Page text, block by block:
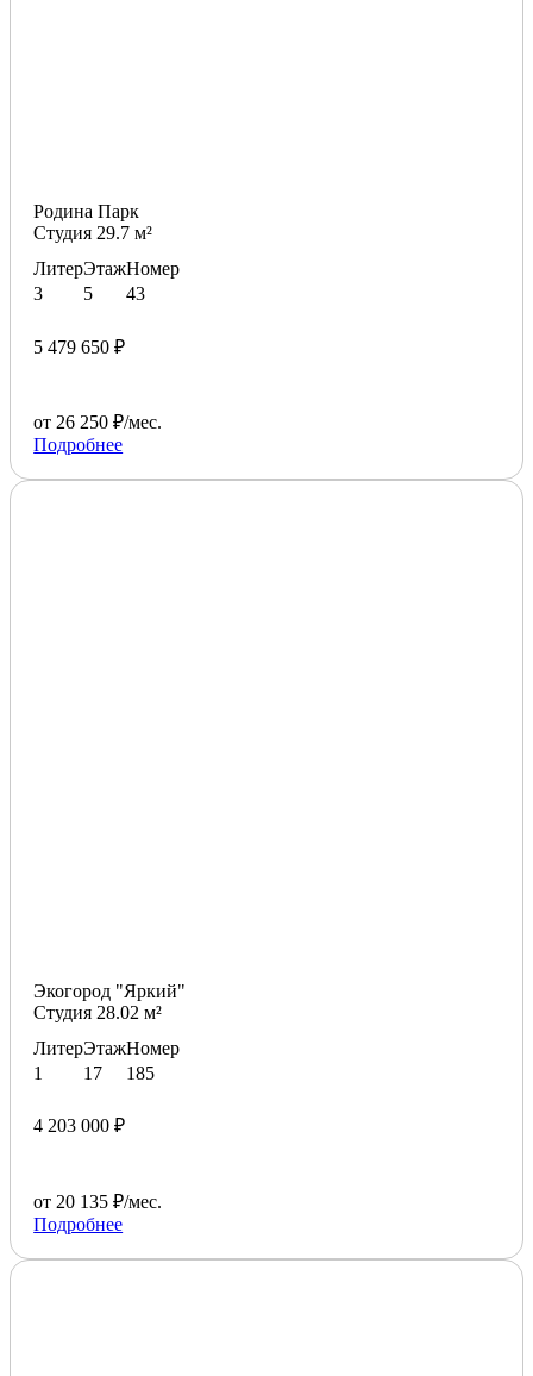
Родина Парк
Студия 29.7 м²
Литер
3
Этаж
5
Номер
43
5 479 650 ₽
от 26 250 ₽/мес.
Подробнее
Экогород "Яркий"
Студия 28.02 м²
Литер
1
Этаж
17
Номер
185
4 203 000 ₽
от 20 135 ₽/мес.
Подробнее